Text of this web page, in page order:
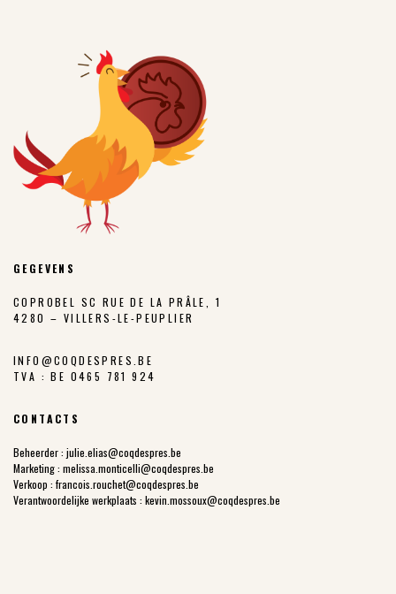
GEGEVENS
COPROBEL SC RUE DE LA PRÂLE, 1
4280 – VILLERS-LE-PEUPLIER
INFO@COQDESPRES.BE
TVA : BE 0465 781 924
CONTACTS
Beheerder : julie.elias@coqdespres.be
Marketing : melissa.monticelli@coqdespres.be
Verkoop : francois.rouchet@coqdespres.be
Verantwoordelijke werkplaats : kevin.mossoux@coqdespres.be